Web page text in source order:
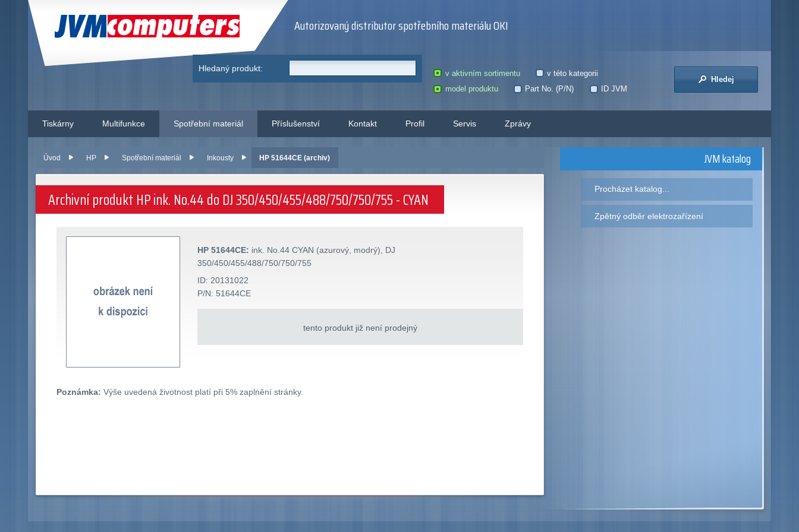
JVM Computers Autorizovaný distributor spotřebního materiálu OKI
Hledaný produkt:
v aktivním sortimentu
v této kategorii
model produktu
Part No. (P/N) ID JVM
Hledej
Tiskárny Multifunkce Spotřební materiál Příslušenství Kontakt Profil Servis Zprávy
Úvod HP Spotřební materiál Inkousty HP 51644CE (archiv)
Archivní produkt HP ink. No.44 do DJ 350/450/455/488/750/750/755 - CYAN
HP 51644CE: ink. No.44 CYAN (azurový, modrý), DJ
350/450/455/488/750/750/755
ID: 20131022
P/N: 51644CE
tento produkt již není prodejný
Poznámka: Výše uvedená životnost platí při 5% zaplnění stránky.
JVM katalog
Procházet katalog...
Zpětný odběr elektrozařízení